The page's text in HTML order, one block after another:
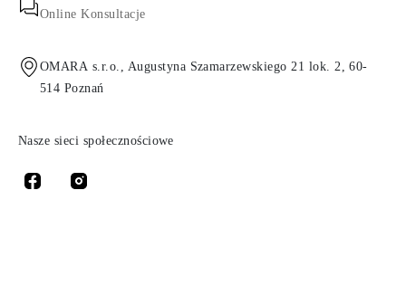
Online Konsultacje
OMARA s.r.o., Augustyna Szamarzewskiego 21 lok. 2, 60-
514 Poznań
Nasze sieci społecznościowe